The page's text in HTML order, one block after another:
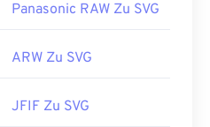
Panasonic RAW Zu SVG
ARW Zu SVG
JFIF Zu SVG